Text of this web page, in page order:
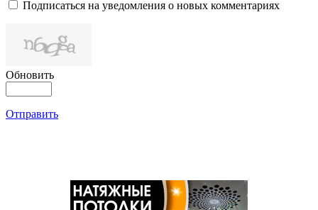
Подписаться на уведомления о новых комментариях
Обновить
Отправить